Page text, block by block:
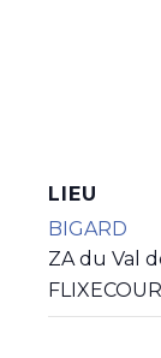
LIEU
BIGARD
ZA du Val